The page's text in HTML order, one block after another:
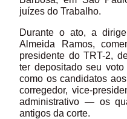
juízes do Trabalho.
Durante o ato, a
Almeida Ramos,
presidente do TRT-2,
ter depositado seu
como os candidatos
corregedor, vice-
administrativo — os
antigos da corte.